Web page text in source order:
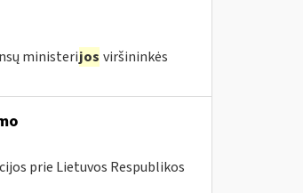
ministerijos viršininkės
prie Lietuvos Respublikos